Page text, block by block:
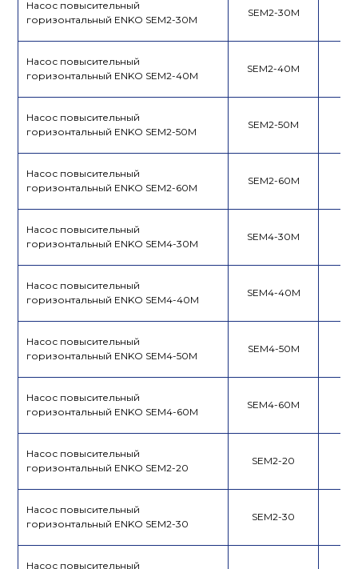
Насос повысительный
горизонтальный ENKO SEM2-30M
SEM2-30M
Насос повысительный
горизонтальный ENKO SEM2-40M
SEM2-40M
Насос повысительный
горизонтальный ENKO SEM2-50M
SEM2-50M
Насос повысительный
горизонтальный ENKO SEM2-60M
SEM2-60M
Насос повысительный
горизонтальный ENKO SEM4-30M
SEM4-30M
Насос повысительный
горизонтальный ENKO SEM4-40M
SEM4-40M
Насос повысительный
горизонтальный ENKO SEM4-50M
SEM4-50M
Насос повысительный
горизонтальный ENKO SEM4-60M
SEM4-60M
Насос повысительный
горизонтальный ENKO SEM2-20
SEM2-20
Насос повысительный
горизонтальный ENKO SEM2-30
SEM2-30
Насос повысительный